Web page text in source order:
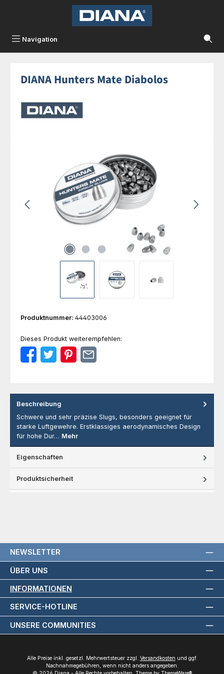
Zum Hauptinhalt springen
Navigation
DIANA Hunters Mate Diabolos
Produktnummer: 44403006
Dieses Produkt weiterempfehlen:
Beschreibung
Schwere und sehr präzise Slugs, besonders geeignet für
starke Luftgewehre. Erstklassiges aerodynamisches Design
für hohe Dur… Mehr
Eigenschaften
Produktsicherheit
NEWSLETTER
ÜBER UNS
INFORMATIONEN
SERVICE-HOTLINE
UNSERE COMMUNITIES
Alle Preise inkl. gesetzl. Mehrwertsteuer zzgl. Versandkosten und ggf.
Nachnahmegebühren, wenn nicht anders angegeben.